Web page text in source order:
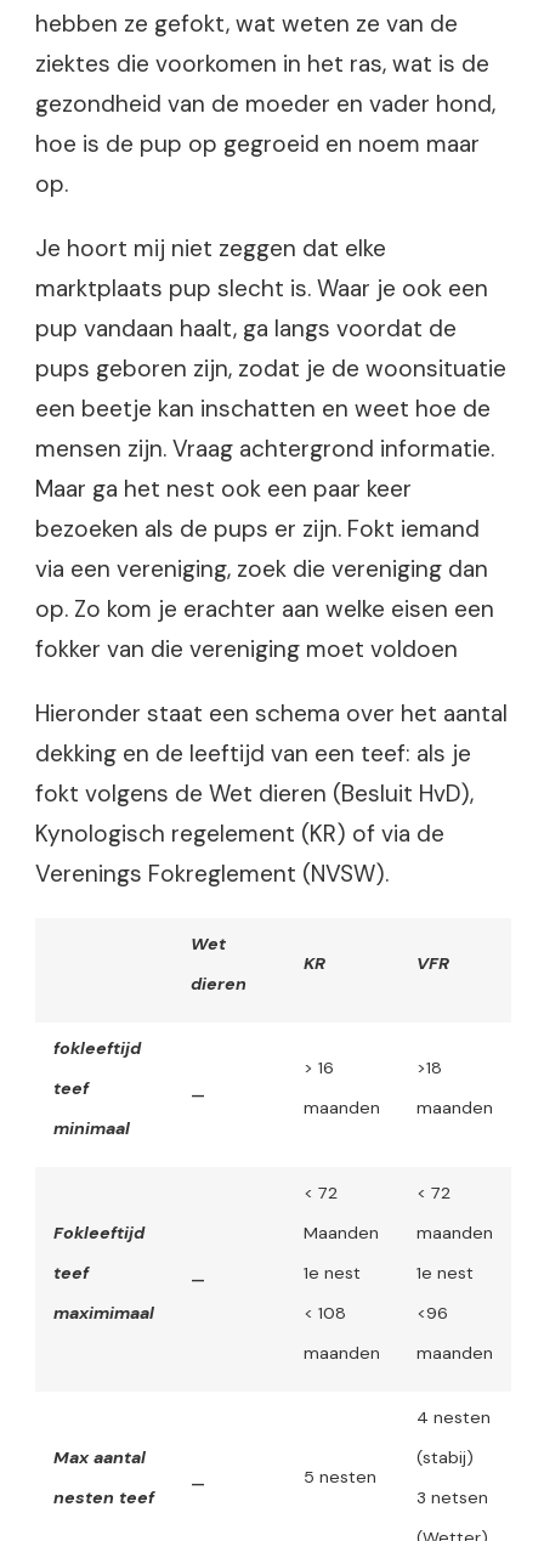
hebben ze gefokt, wat weten ze van de
ziektes die voorkomen in het ras, wat is de
gezondheid van de moeder en vader hond,
hoe is de pup op gegroeid en noem maar
op.
Je hoort mij niet zeggen dat elke
marktplaats pup slecht is. Waar je ook een
pup vandaan haalt, ga langs voordat de
pups geboren zijn, zodat je de woonsituatie
een beetje kan inschatten en weet hoe de
mensen zijn. Vraag achtergrond informatie.
Maar ga het nest ook een paar keer
bezoeken als de pups er zijn. Fokt iemand
via een vereniging, zoek die vereniging dan
op. Zo kom je erachter aan welke eisen een
fokker van die vereniging moet voldoen
Hieronder staat een schema over het aantal
dekking en de leeftijd van een teef: als je
fokt volgens de Wet dieren (Besluit HvD),
Kynologisch regelement (KR) of via de
Verenings Fokreglement (NVSW).
Wet
dieren
KR VFR
fokleeftijd
teef
minimaal
–
> 16
maanden
>18
maanden
Fokleeftijd
teef
maximimaal
–
< 72
Maanden
1e nest
< 108
maanden
< 72
maanden
1e nest
<96
maanden
Max aantal
nesten teef
– 5 nesten
4 nesten
(stabij)
3 netsen